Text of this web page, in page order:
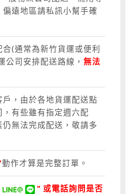
遠地區請私訊小幫手確
(通常為新竹貨運或便利
公司安排配送路線， 無法
，由於各地貨運配送點
有些雖有指定週六配
無法完成配送，敬請多
動作才算是完整訂單。
" 或電話詢問是否